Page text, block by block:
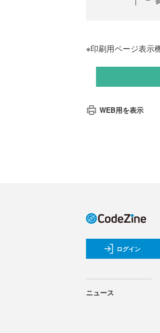
※印刷用ページ表示
WEB用を表示
ログイン
ニュース